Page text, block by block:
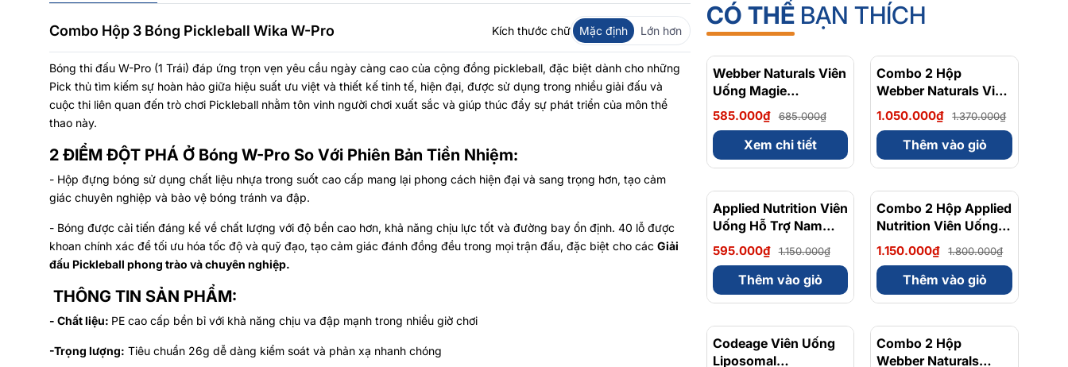
Combo Hộp 3 Bóng Pickleball Wika W-Pro Kích thước chữ Mặc định Lớn hơn
Bóng thi đấu W-Pro (1 Trái) đáp ứng trọn vẹn yêu cầu ngày càng cao của cộng đồng pickleball, đặc biệt dành cho những
Pick thủ tìm kiếm sự hoàn hảo giữa hiệu suất ưu việt và thiết kế tinh tế, hiện đại, được sử dụng trong nhiều giải đấu và
cuộc thi liên quan đến trò chơi Pickleball nhằm tôn vinh người chơi xuất sắc và giúp thúc đẩy sự phát triển của môn thể
thao này.
2 ĐIỂM ĐỘT PHÁ Ở Bóng W-Pro So Với Phiên Bản Tiền Nhiệm:
- Hộp đựng bóng sử dụng chất liệu nhựa trong suốt cao cấp mang lại phong cách hiện đại và sang trọng hơn, tạo cảm
giác chuyên nghiệp và bảo vệ bóng tránh va đập.
- Bóng được cải tiến đáng kể về chất lượng với độ bền cao hơn, khả năng chịu lực tốt và đường bay ổn định. 40 lỗ được
khoan chính xác để tối ưu hóa tốc độ và quỹ đạo, tạo cảm giác đánh đồng đều trong mọi trận đấu, đặc biệt cho các Giải
đấu Pickleball phong trào và chuyên nghiệp.
THÔNG TIN SẢN PHẨM:
- Chất liệu: PE cao cấp bền bỉ với khả năng chịu va đập mạnh trong nhiều giờ chơi
-Trọng lượng: Tiêu chuẩn 26g dễ dàng kiểm soát và phản xạ nhanh chóng
CÓ THỂBẠN THÍCH
- 15%
Webber Naturals Viên
Uống Magie
Magnesium
Bisglycinate 200mg -
Chính Ngạch Canada,
Xuất VAT
585.000₫ 685.000₫
Xem chi tiết
Combo 2 Hộp
Webber Naturals Viên
Uống Magie Dễ Dàng
Hấp Làm Dịu Nhẹ Cho
Hệ Tiêu Hóa
Magnesium
Hộp 120 Viên
1.050.000₫ 1.370.000₫
Thêm vào giỏ
- 48%
Applied Nutrition Viên
Uống Hỗ Trợ Nam
Giới 120 viên - Chính
Ngạch Anh Quốc, Bán
Chạy
595.000₫ 1.150.000₫
Thêm vào giỏ
- 36%
Combo 2 Hộp Applied
Nutrition Viên Uống
Hỗ Trợ Nam Giới 120
viên
1.150.000₫ 1.800.000₫
Thêm vào giỏ
- 8%
Codeage Viên Uống
Liposomal
Combo 2 Hộp
Webber Naturals